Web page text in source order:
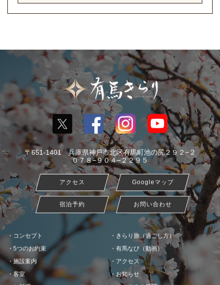
〒651-1401 兵庫県神戸市北区有馬町池の尻２９２−２
０７８−９０４−２２９５
アクセス Googleマップ
宿泊予約 お問い合わせ
コンセプト
5つのお約束
施設案内
客室
きらり旅（過ごし方）
有馬なび（動画）
アクセス
お知らせ